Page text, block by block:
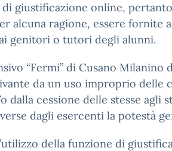
giustificazione online,
alcuna ragione, essere fornite
genitori o tutori degli alunni.
“Fermi” di Cusano Milanino
da un uso improprio delle
dalla cessione delle stesse agli
dagli esercenti la potestà
della funzione di